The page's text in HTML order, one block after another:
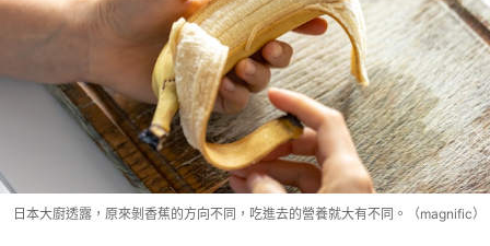
日本大廚透露，原來剝香蕉的方向不同，吃進去的營養就大有不同。（magnific）